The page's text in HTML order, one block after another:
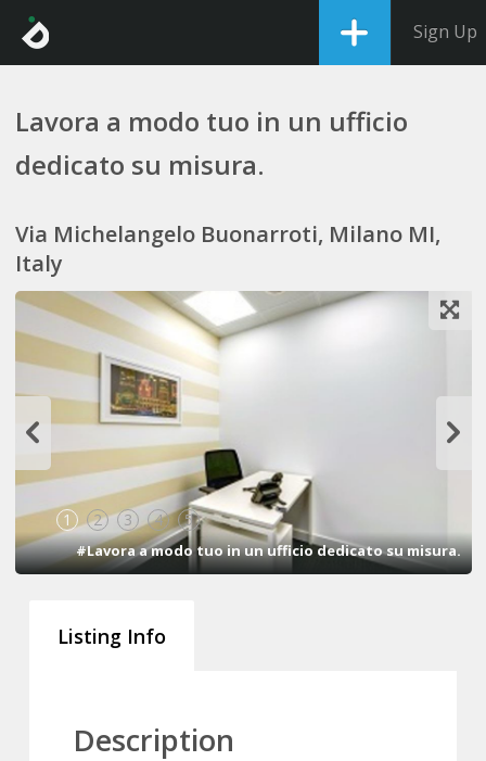
Sign Up
Lavora a modo tuo in un ufficio
dedicato su misura.
Via Michelangelo Buonarroti, Milano MI,
Italy
1 2 3 4 5
#Lavora a modo tuo in un ufficio dedicato su misura.
Listing Info
Description